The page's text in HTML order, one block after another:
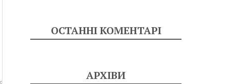
ОСТАННІ КОМЕНТАРІ
АРХІВИ